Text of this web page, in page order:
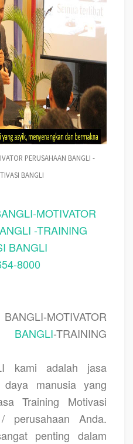
PERUSAHAAN BANGLI -
BANGLI
MOTIVATOR
-TRAINING
BANGLI
8000
MOTIVATOR
BANGLI-TRAINING
kami adalah jasa
daya manusia yang
Training Motivasi
perusahaan Anda.
penting dalam